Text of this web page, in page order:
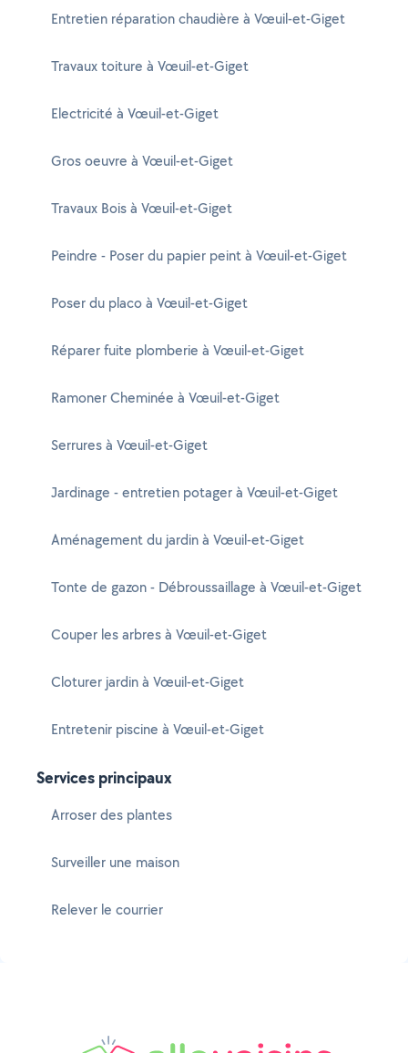
Entretien réparation chaudière à Vœuil-et-Giget
Travaux toiture à Vœuil-et-Giget
Electricité à Vœuil-et-Giget
Gros oeuvre à Vœuil-et-Giget
Travaux Bois à Vœuil-et-Giget
Peindre - Poser du papier peint à Vœuil-et-Giget
Poser du placo à Vœuil-et-Giget
Réparer fuite plomberie à Vœuil-et-Giget
Ramoner Cheminée à Vœuil-et-Giget
Serrures à Vœuil-et-Giget
Jardinage - entretien potager à Vœuil-et-Giget
Aménagement du jardin à Vœuil-et-Giget
Tonte de gazon - Débroussaillage à Vœuil-et-Giget
Couper les arbres à Vœuil-et-Giget
Cloturer jardin à Vœuil-et-Giget
Entretenir piscine à Vœuil-et-Giget
Services principaux
Arroser des plantes
Surveiller une maison
Relever le courrier